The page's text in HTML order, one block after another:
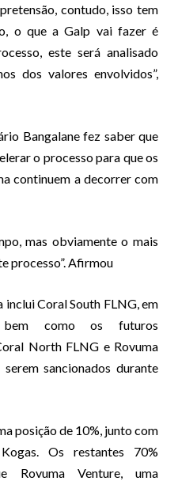
contudo, isso tem
o que a Galp vai fazer é
este será analisado
dos valores envolvidos”,
Bangalane fez saber que
o processo para que os
continuem a decorrer com
mas obviamente o mais
processo”. Afirmou
inclui Coral South FLNG, em
bem como os futuros
North FLNG e Rovuma
sancionados durante
posição de 10%, junto com
Os restantes 70%
Rovuma Venture, uma